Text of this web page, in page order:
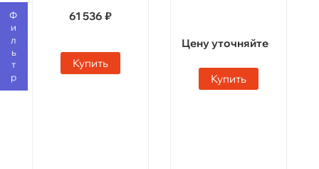
Фильтр
61 536 ₽
Купить
Цену уточняйте
Купить